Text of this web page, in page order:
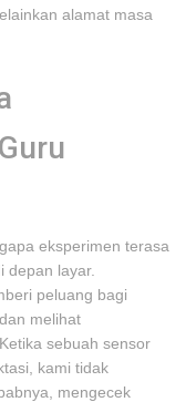
alamat masa
eksperimen terasa
depan layar.
peluang bagi
melihat
sebuah sensor
kami tidak
mengecek